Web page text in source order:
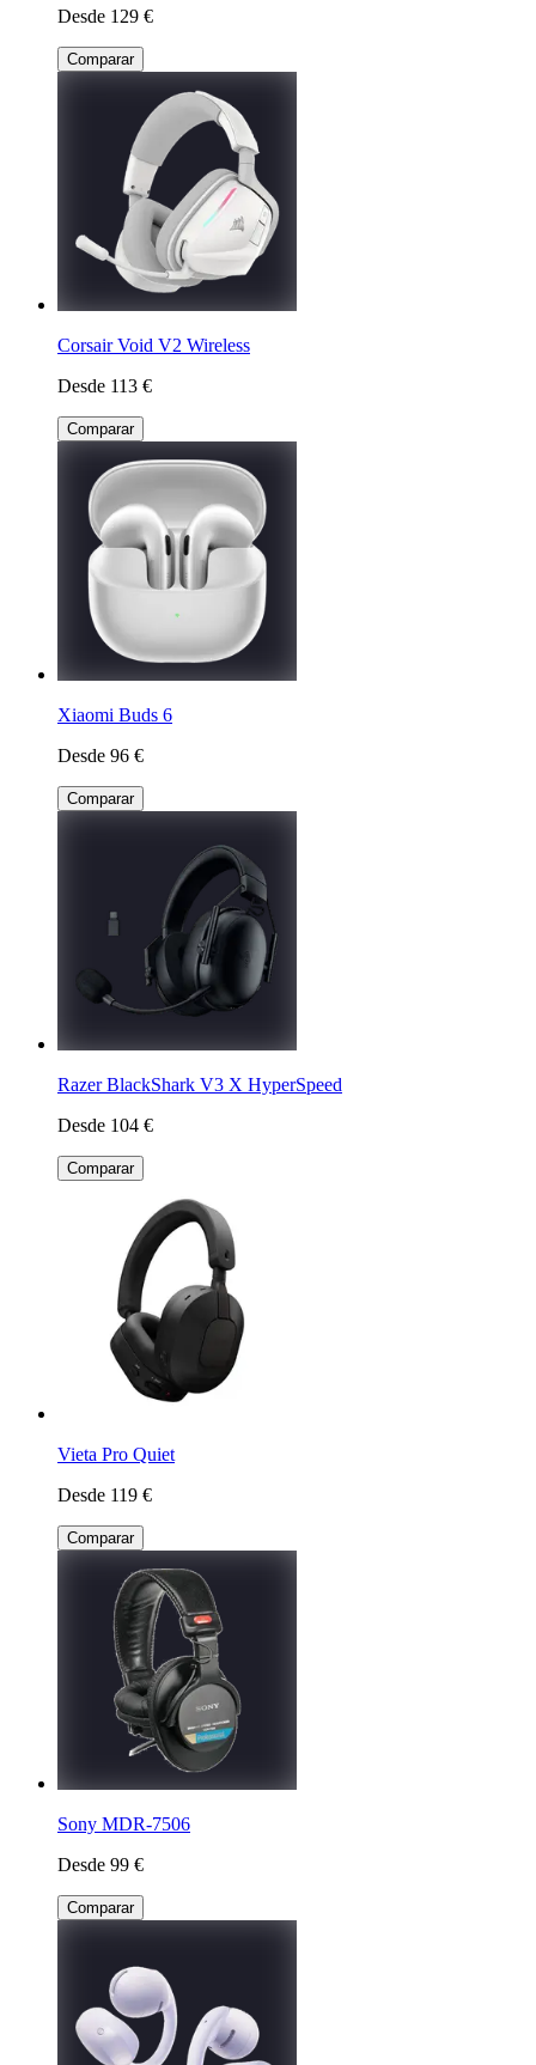
Desde 129 €
Comparar
Corsair Void V2 Wireless
Desde 113 €
Comparar
Xiaomi Buds 6
Desde 96 €
Comparar
Razer BlackShark V3 X HyperSpeed
Desde 104 €
Comparar
Vieta Pro Quiet
Desde 119 €
Comparar
Sony MDR-7506
Desde 99 €
Comparar